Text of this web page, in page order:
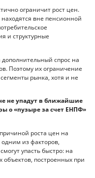
ограничит рост цен.
вне пенсионной
и структурные
спрос на
Поэтому их ограничение
рынка, хотя и не
не упадут в ближайшие
о «пузыре за счет ЕНПФ»
роста цен на
из факторов,
упасть быстро: на
объектов, построенных при